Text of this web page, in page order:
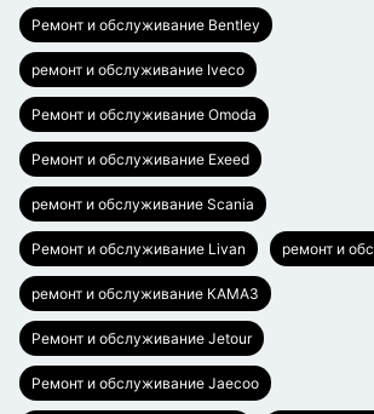
Ремонт и обслуживание Bentley
ремонт и обслуживание Iveco
Ремонт и обслуживание Omoda
Ремонт и обслуживание Exeed
ремонт и обслуживание Scania
Ремонт и обслуживание Livan ремонт и
ремонт и обслуживание КАМАЗ
Ремонт и обслуживание Jetour
Ремонт и обслуживание Jaecoo